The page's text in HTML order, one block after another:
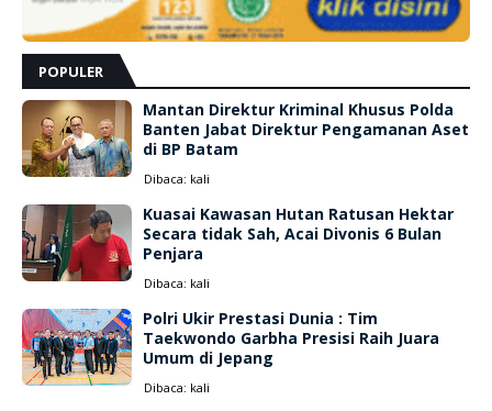
POPULER
Mantan Direktur Kriminal Khusus Polda
Banten Jabat Direktur Pengamanan Aset
di BP Batam
Dibaca: kali
Kuasai Kawasan Hutan Ratusan Hektar
Secara tidak Sah, Acai Divonis 6 Bulan
Penjara
Dibaca: kali
Polri Ukir Prestasi Dunia : Tim
Taekwondo Garbha Presisi Raih Juara
Umum di Jepang
Dibaca: kali